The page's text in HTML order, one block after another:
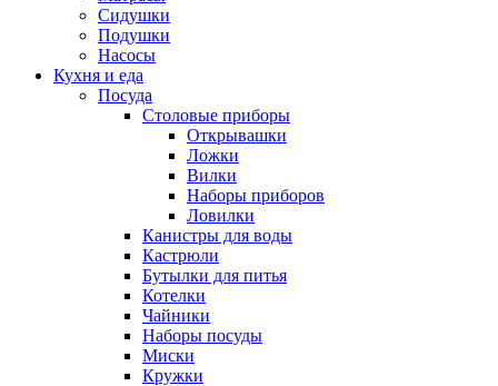
Сидушки
Подушки
Насосы
Кухня и еда
Посуда
Столовые приборы
Открывашки
Ложки
Вилки
Наборы приборов
Ловилки
Канистры для воды
Кастрюли
Бутылки для питья
Котелки
Чайники
Наборы посуды
Миски
Кружки